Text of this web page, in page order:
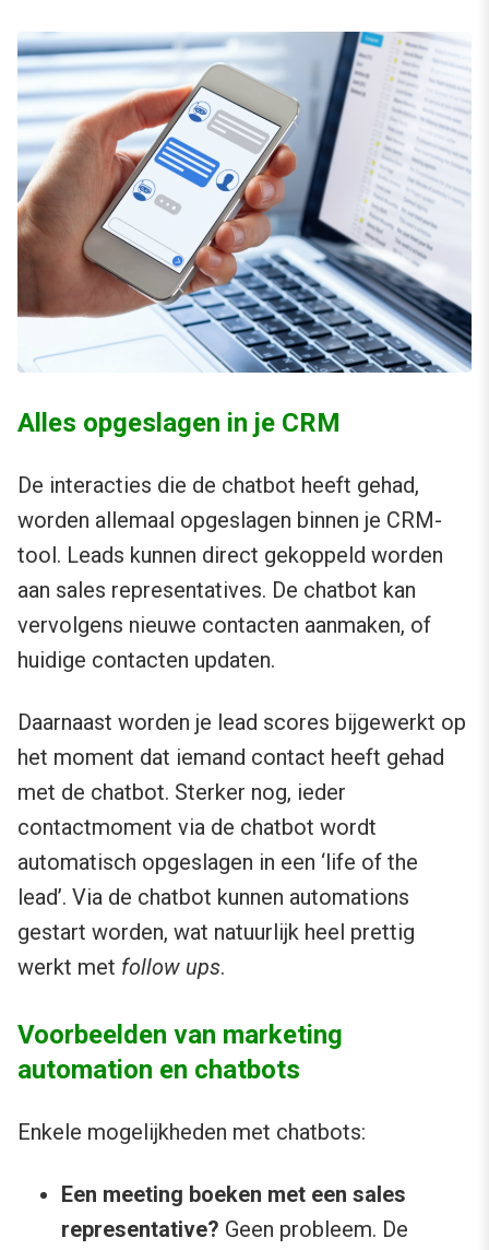
Alles opgeslagen in je CRM
De interacties die de chatbot heeft gehad,
worden allemaal opgeslagen binnen je CRM-
tool. Leads kunnen direct gekoppeld worden
aan sales representatives. De chatbot kan
vervolgens nieuwe contacten aanmaken, of
huidige contacten updaten.
Daarnaast worden je lead scores bijgewerkt op
het moment dat iemand contact heeft gehad
met de chatbot. Sterker nog, ieder
contactmoment via de chatbot wordt
automatisch opgeslagen in een ‘life of the
lead’. Via de chatbot kunnen automations
gestart worden, wat natuurlijk heel prettig
werkt met follow ups.
Voorbeelden van marketing
automation en chatbots
Enkele mogelijkheden met chatbots:
Een meeting boeken met een sales
representative? Geen probleem. De